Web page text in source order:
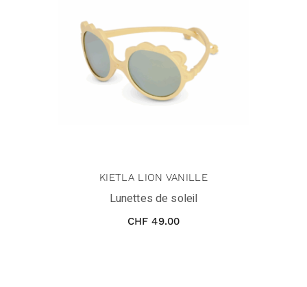
KIETLA LION VANILLE
Lunettes de soleil
CHF 49.00